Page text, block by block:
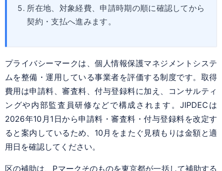
所在地、対象経費、申請時期の順に確認してから
契約・支払へ進みます。
プライバシーマークは、個人情報保護マネジメントシステ
ムを整備・運用している事業者を評価する制度です。取得
費用は申請料、審査料、付与登録料に加え、コンサルティ
ングや内部監査員研修などで構成されます。JIPDECは
2026年10月1日から申請料・審査料・付与登録料を改定す
ると案内しているため、10月をまたぐ見積もりは金額と適
用日を確認してください。
区の補助は、Pマークそのものを東京都が一括して補助する